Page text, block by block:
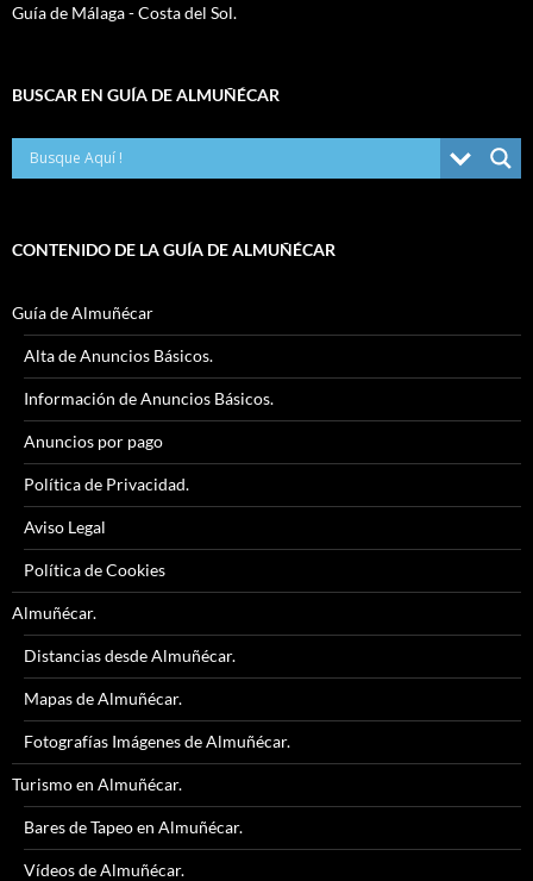
Guía de Málaga - Costa del Sol.
BUSCAR EN GUÍA DE ALMUÑÉCAR
CONTENIDO DE LA GUÍA DE ALMUÑÉCAR
Guía de Almuñécar
Alta de Anuncios Básicos.
Información de Anuncios Básicos.
Anuncios por pago
Política de Privacidad.
Aviso Legal
Política de Cookies
Almuñécar.
Distancias desde Almuñécar.
Mapas de Almuñécar.
Fotografías Imágenes de Almuñécar.
Turismo en Almuñécar.
Bares de Tapeo en Almuñécar.
Vídeos de Almuñécar.